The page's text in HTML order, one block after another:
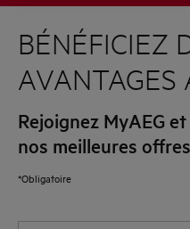
BÉNÉFICIEZ
AVANTAGES
Rejoignez MyAEG
nos meilleures offres
*Obligatoire